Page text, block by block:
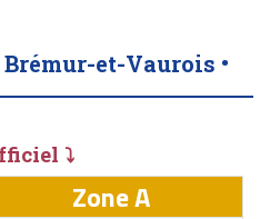
et-Vaurois •
⤵
Zone A